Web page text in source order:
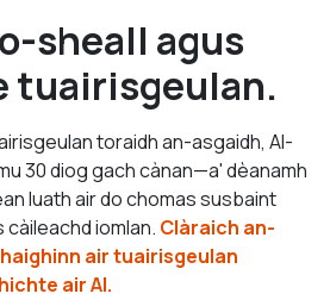
sheall agus
tuairisgeulan.
toraidh an-asgaidh, AI-
30 diog gach cànan—a' dèanamh
luath air do chomas susbaint
iomlan. Clàraich an-
air tuairisgeulan
air AI.